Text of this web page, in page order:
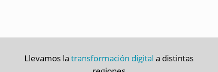
Llevamos la transformación digital a distintas